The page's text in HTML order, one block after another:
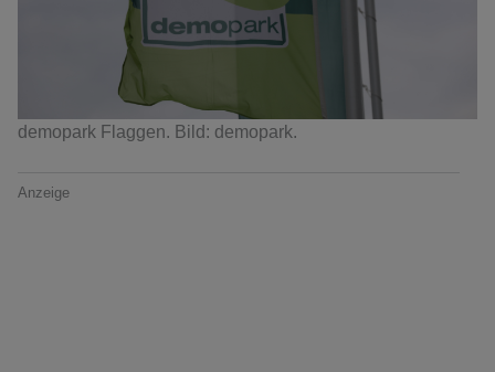
demopark Flaggen. Bild: demopark.
Anzeige